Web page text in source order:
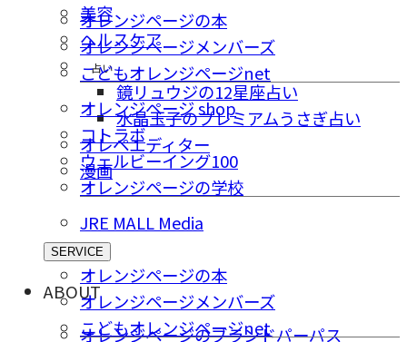
美容
ヘルスケア
占い
鏡リュウジの12星座占い
水晶玉子のプレミアムうさぎ占い
オレペエディター
漫画
オレンジページの本
オレンジページメンバーズ
こどもオレンジページnet
オレンジページ shop
コトラボ
ウェルビーイング100
オレンジページの学校
JRE MALL Media
SERVICE
オレンジページの本
オレンジページメンバーズ
こどもオレンジページnet
ABOUT
オレンジページのブランドパーパス